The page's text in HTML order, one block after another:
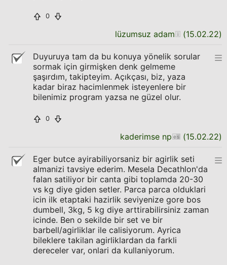
0
lüzumsuz adam (15.02.22)
Duyuruya tam da bu konuya yönelik sorular
sormak için girmişken denk gelmeme
şaşırdım, takipteyim. Açıkçası, biz, yaza
kadar biraz hacimlenmek isteyenlere bir
bilenimiz program yazsa ne güzel olur.
0
kaderimse np (15.02.22)
Eger butce ayirabiliyorsaniz bir agirlik seti
almanizi tavsiye ederim. Mesela Decathlon'da
falan satiliyor bir canta gibi toplamda 20-30
vs kg diye giden setler. Parca parca olduklari
icin ilk etaptaki hazirlik seviyenize gore bos
dumbell, 3kg, 5 kg diye arttirabilirsiniz zaman
icinde. Ben o sekilde bir set ve bir
barbell/agirliklar ile calisiyorum. Ayrica
bileklere takilan agirliklardan da farkli
dereceler var, onlari da kullaniyorum.